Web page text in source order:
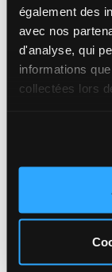
également des
avec nos
d'analyse, qui
informations
collectées lors